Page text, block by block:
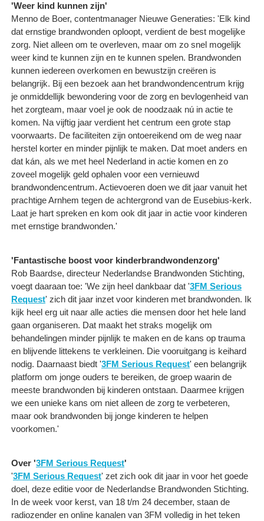
'Weer kind kunnen zijn'
Menno de Boer, contentmanager Nieuwe Generaties: 'Elk kind
dat ernstige brandwonden oploopt, verdient de best mogelijke
zorg. Niet alleen om te overleven, maar om zo snel mogelijk
weer kind te kunnen zijn en te kunnen spelen. Brandwonden
kunnen iedereen overkomen en bewustzijn creëren is
belangrijk. Bij een bezoek aan het brandwondencentrum krijg
je onmiddellijk bewondering voor de zorg en bevlogenheid van
het zorgteam, maar voel je ook de noodzaak nú in actie te
komen. Na vijftig jaar verdient het centrum een grote stap
voorwaarts. De faciliteiten zijn ontoereikend om de weg naar
herstel korter en minder pijnlijk te maken. Dat moet anders en
dat kán, als we met heel Nederland in actie komen en zo
zoveel mogelijk geld ophalen voor een vernieuwd
brandwondencentrum. Actievoeren doen we dit jaar vanuit het
prachtige Arnhem tegen de achtergrond van de Eusebius-kerk.
Laat je hart spreken en kom ook dit jaar in actie voor kinderen
met ernstige brandwonden.'
'Fantastische boost voor kinderbrandwondenzorg'
Rob Baardse, directeur Nederlandse Brandwonden Stichting,
voegt daaraan toe: 'We zijn heel dankbaar dat '3FM Serious
Request' zich dit jaar inzet voor kinderen met brandwonden. Ik
kijk heel erg uit naar alle acties die mensen door het hele land
gaan organiseren. Dat maakt het straks mogelijk om
behandelingen minder pijnlijk te maken en de kans op trauma
en blijvende littekens te verkleinen. Die vooruitgang is keihard
nodig. Daarnaast biedt '3FM Serious Request' een belangrijk
platform om jonge ouders te bereiken, de groep waarin de
meeste brandwonden bij kinderen ontstaan. Daarmee krijgen
we een unieke kans om niet alleen de zorg te verbeteren,
maar ook brandwonden bij jonge kinderen te helpen
voorkomen.'
Over '3FM Serious Request'
'3FM Serious Request' zet zich ook dit jaar in voor het goede
doel, deze editie voor de Nederlandse Brandwonden Stichting.
In de week voor kerst, van 18 t/m 24 december, staan de
radiozender en online kanalen van 3FM volledig in het teken